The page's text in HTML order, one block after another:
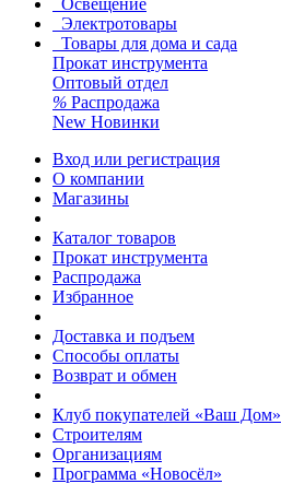
Электротовары
Товары для дома и сада
Прокат инструмента
Оптовый отдел
% Распродажа
New Новинки
Вход или регистрация
О компании
Магазины
Каталог товаров
Прокат инструмента
Распродажа
Избранное
Доставка и подъем
Способы оплаты
Возврат и обмен
Клуб покупателей «Ваш Дом»
Строителям
Организациям
Программа «Новосёл»